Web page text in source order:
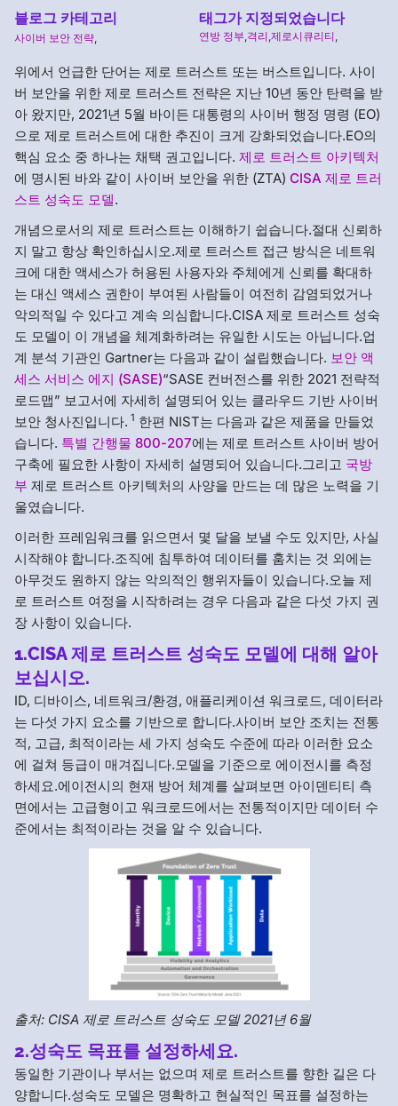
블로그 카테고리
사이버 보안 전략
태그가 지정되었습니다
연방 정부 격리 제로시큐리티
위에서 언급한 단어는 제로 트러스트 또는 버스트입니다. 사이
버 보안을 위한 제로 트러스트 전략은 지난 10년 동안 탄력을 받
아 왔지만, 2021년 5월 바이든 대통령의 사이버 행정 명령 (EO)
으로 제로 트러스트에 대한 추진이 크게 강화되었습니다.EO의
핵심 요소 중 하나는 채택 권고입니다. 제로 트러스트 아키텍처
에 명시된 바와 같이 사이버 보안을 위한 (ZTA) CISA 제로 트러
스트 성숙도 모델.
개념으로서의 제로 트러스트는 이해하기 쉽습니다.절대 신뢰하
지 말고 항상 확인하십시오.제로 트러스트 접근 방식은 네트워
크에 대한 액세스가 허용된 사용자와 주체에게 신뢰를 확대하
는 대신 액세스 권한이 부여된 사람들이 여전히 감염되었거나
악의적일 수 있다고 계속 의심합니다.CISA 제로 트러스트 성숙
도 모델이 이 개념을 체계화하려는 유일한 시도는 아닙니다.업
계 분석 기관인 Gartner는 다음과 같이 설립했습니다. 보안 액
세스 서비스 에지 (SASE)“SASE 컨버전스를 위한 2021 전략적
로드맵” 보고서에 자세히 설명되어 있는 클라우드 기반 사이버
보안 청사진입니다. 1 한편 NIST는 다음과 같은 제품을 만들었
습니다. 특별 간행물 800-207에는 제로 트러스트 사이버 방어
구축에 필요한 사항이 자세히 설명되어 있습니다.그리고 국방
부 제로 트러스트 아키텍처의 사양을 만드는 데 많은 노력을 기
울였습니다.
이러한 프레임워크를 읽으면서 몇 달을 보낼 수도 있지만, 사실
시작해야 합니다.조직에 침투하여 데이터를 훔치는 것 외에는
아무것도 원하지 않는 악의적인 행위자들이 있습니다.오늘 제
로 트러스트 여정을 시작하려는 경우 다음과 같은 다섯 가지 권
장 사항이 있습니다.
1.CISA 제로 트러스트 성숙도 모델에 대해 알아
보십시오.
ID, 디바이스, 네트워크/환경, 애플리케이션 워크로드, 데이터라
는 다섯 가지 요소를 기반으로 합니다.사이버 보안 조치는 전통
적, 고급, 최적이라는 세 가지 성숙도 수준에 따라 이러한 요소
에 걸쳐 등급이 매겨집니다.모델을 기준으로 에이전시를 측정
하세요.에이전시의 현재 방어 체계를 살펴보면 아이덴티티 측
면에서는 고급형이고 워크로드에서는 전통적이지만 데이터 수
준에서는 최적이라는 것을 알 수 있습니다.
출처: CISA 제로 트러스트 성숙도 모델 2021년 6월
2.성숙도 목표를 설정하세요.
동일한 기관이나 부서는 없으며 제로 트러스트를 향한 길은 다
양합니다.성숙도 모델은 명확하고 현실적인 목표를 설정하는